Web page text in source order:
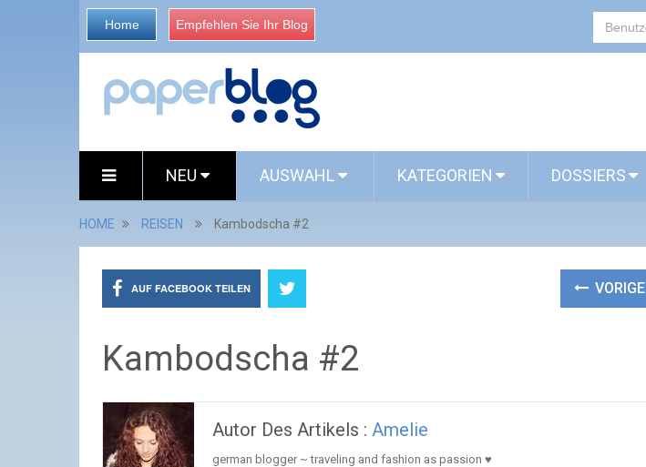
Home Empfehlen Sie Ihr Blog
NEU AUSWAHL KATEGORIEN DOSSIERS
HOME REISEN Kambodscha #2
AUF FACEBOOK TEILEN VORIGE
Kambodscha #2
Autor Des Artikels : Amelie
german blogger ~ traveling and fashion as passion ♥